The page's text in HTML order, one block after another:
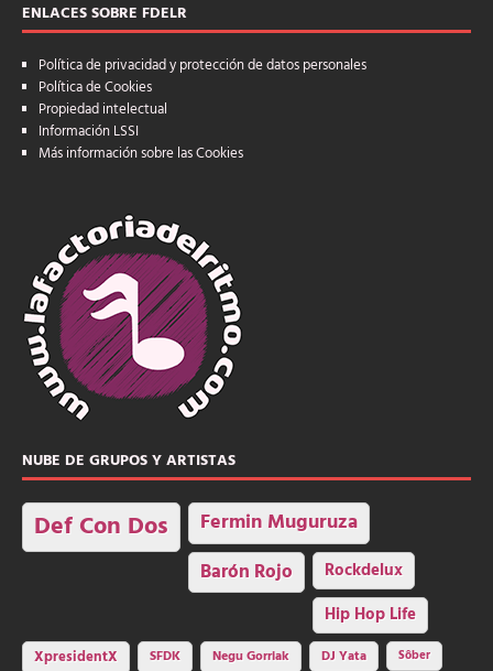
ENLACES SOBRE FDELR
Política de privacidad y protección de datos personales
Política de Cookies
Propiedad intelectual
Información LSSI
Más información sobre las Cookies
NUBE DE GRUPOS Y ARTISTAS
Def Con Dos Fermin Muguruza
Barón Rojo Rockdelux
Hip Hop Life
XpresidentX SFDK Negu Gorriak DJ Yata
Sôber